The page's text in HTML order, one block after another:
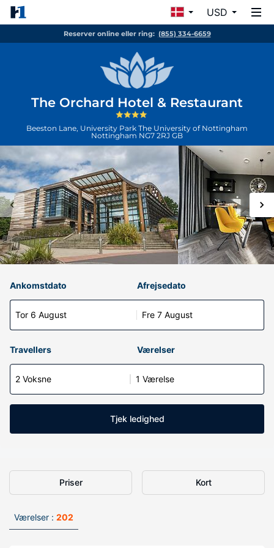
USD
Reserver online eller ring: (855) 334-6659
The Orchard Hotel & Restaurant
Beeston Lane, University Park The University of Nottingham
Nottingham NG7 2RJ GB
Ankomstdato
Tor 6 August
Afrejsedato
Fre 7 August
Travellers Værelser
2 Voksne 1 Værelse
Tjek ledighed
Priser Kort
Værelser : 202